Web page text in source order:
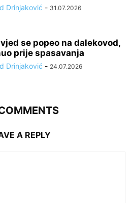
Drinjaković - 31.07.2026
se popeo na dalekovod,
prije spasavanja
Drinjaković - 24.07.2026
A REPLY